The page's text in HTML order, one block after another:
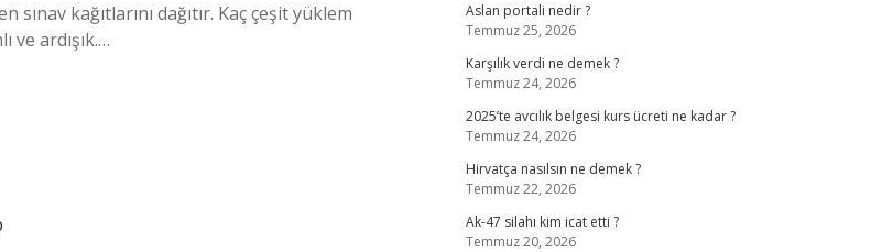
kağıtlarını dağıtır. Kaç çeşit yüklem
ve ardışık.…
Aslan portali nedir ?
Temmuz 25, 2026
Karşılık verdi ne demek ?
Temmuz 24, 2026
2025’te avcılık belgesi kurs ücreti ne kadar ?
Temmuz 24, 2026
Hirvatça nasılsın ne demek ?
Temmuz 22, 2026
Ak-47 silahı kim icat etti ?
Temmuz 20, 2026